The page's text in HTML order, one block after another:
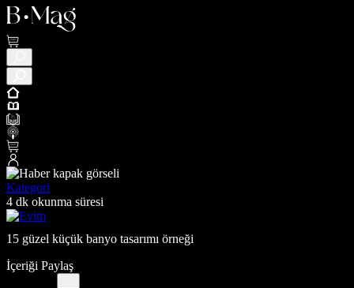
Kategori
4 dk okunma süresi
15 güzel küçük banyo tasarımı örneği
İçeriği Paylaş